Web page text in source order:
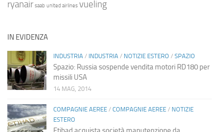
ryanair saab united airlines vueling
IN EVIDENZA
INDUSTRIA / INDUSTRIA / NOTIZIE ESTERO / SPAZIO
Spazio: Russia sospende vendita motori RD180 per
missili USA
14 MAG, 2014
COMPAGNIE AEREE / COMPAGNIE AEREE / NOTIZIE
ESTERO